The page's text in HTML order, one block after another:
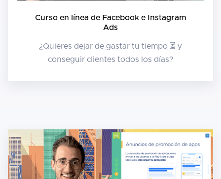
Curso en línea de Facebook e Instagram
Ads
¿Quieres dejar de gastar tu tiempo ⏳ y
conseguir clientes todos los días?